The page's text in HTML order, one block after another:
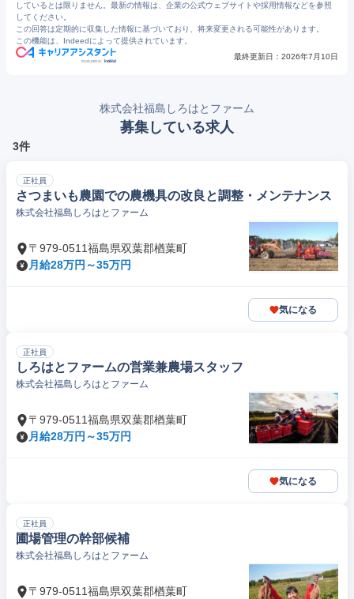
しているとは限りません。最新の情報は、企業の公式ウェブサイトや採用情報などを参照
してください。
この回答は定期的に収集した情報に基づいており、将来変更される可能性があります。
この機能は、Indeedによって提供されています。
最終更新日： 2026年7月10日
株式会社福島しろはとファーム
募集している求人
3件
正社員
さつまいも農園での農機具の改良と調整・メンテナンス
株式会社福島しろはとファーム
〒979-0511福島県双葉郡楢葉町
月給28万円～35万円
気になる
正社員
しろはとファームの営業兼農場スタッフ
株式会社福島しろはとファーム
〒979-0511福島県双葉郡楢葉町
月給28万円～35万円
気になる
正社員
圃場管理の幹部候補
株式会社福島しろはとファーム
〒979-0511福島県双葉郡楢葉町